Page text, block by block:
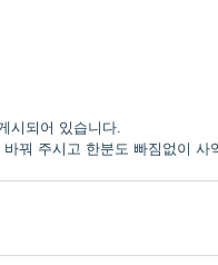
시되어 있습니다.
꿔 주시고 한분도 빠짐없이 사